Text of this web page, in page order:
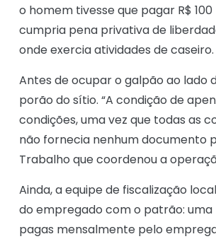
o homem tivesse que pagar R$
cumpria pena privativa de
onde exercia atividades de caseiro.
Antes de ocupar o galpão ao lado
porão do sítio. “A condição de
condições, uma vez que todas as
não fornecia nenhum documento
Trabalho que coordenou a
Ainda, a equipe de fiscalização
do empregado com o patrão: uma
pagas mensalmente pelo